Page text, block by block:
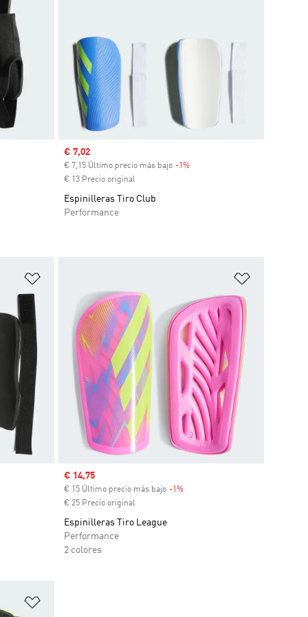
Precio de venta
€ 7,02
€ 7,15 Último precio más bajo -1%Descuento
€ 13 Precio original
Espinilleras Tiro Club
Performance
Precio de venta
€ 14,75
€ 15 Último precio más bajo -1%Descuento
€ 25 Precio original
Espinilleras Tiro League
Performance
2 colores